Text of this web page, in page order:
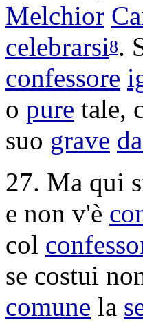
Melchior
celebrarsi8.
confessore
o pure tale,
suo grave
27. Ma qui
e non v'è
col
se costui
comune la